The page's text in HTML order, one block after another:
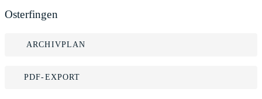
Osterfingen
ARCHIVPLAN
PDF-EXPORT